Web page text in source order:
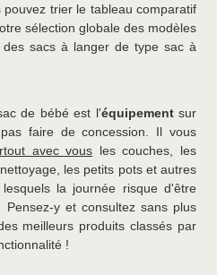
trier le tableau comparatif
sélection globale des modèles
sacs à langer de type sac à
de bébé est l'équipementsur
faire de concession. Il vous
avec vous les couches, les
les petits pots et autres
la journée risque d'être
y et consultez sans plus
meilleurs produits classés par
!